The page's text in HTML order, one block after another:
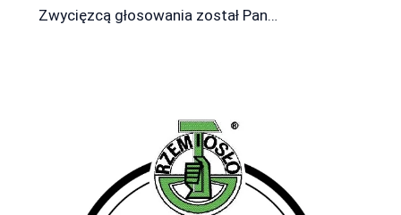
Zwycięzcą głosowania został Pan…